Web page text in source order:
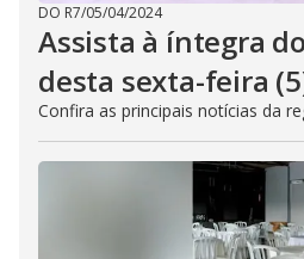
DO R7/05/04/2024
Assista à íntegra
desta sexta-feira
Confira as principais notícias da